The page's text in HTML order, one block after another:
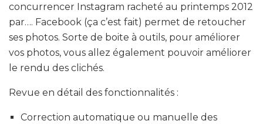
concurrencer Instagram racheté au printemps 2012
par…. Facebook (ça c’est fait) permet de retoucher
ses photos. Sorte de boite à outils, pour améliorer
vos photos, vous allez également pouvoir améliorer
le rendu des clichés.
Revue en détail des fonctionnalités :
Correction automatique ou manuelle des